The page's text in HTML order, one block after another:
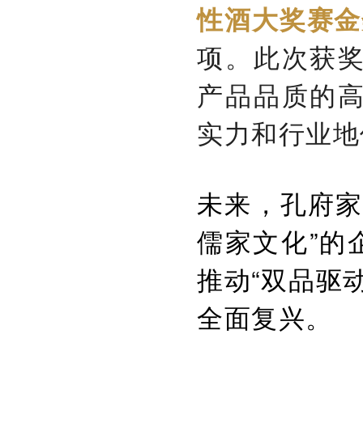
性酒大奖赛
项。此次获
产品品质的
实力和行业
未来，孔府
儒家文化”的
推动“双品驱
全面复兴。